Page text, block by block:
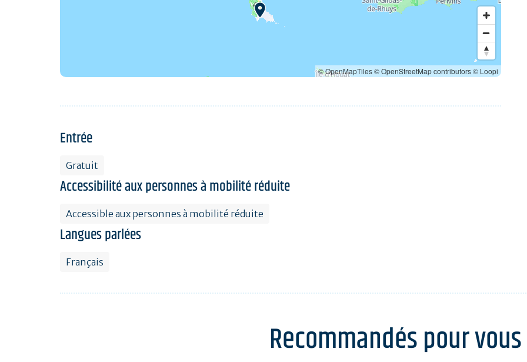
© OpenMapTiles© OpenStreetMap contributors© Loopi
Entrée
Gratuit
Accessibilité aux personnes à mobilité réduite
Accessible aux personnes à mobilité réduite
Langues parlées
Français
Recommandés pour vous